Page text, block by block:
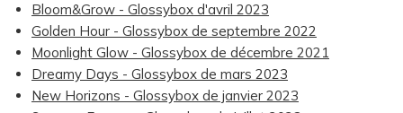
Bloom&Grow - Glossybox d'avril 2023
Golden Hour - Glossybox de septembre 2022
Moonlight Glow - Glossybox de décembre 2021
Dreamy Days - Glossybox de mars 2023
New Horizons - Glossybox de janvier 2023